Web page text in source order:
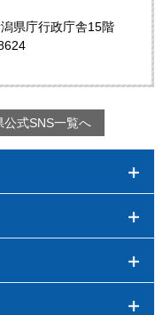
県庁行政庁舎15階
公式SNS一覧へ